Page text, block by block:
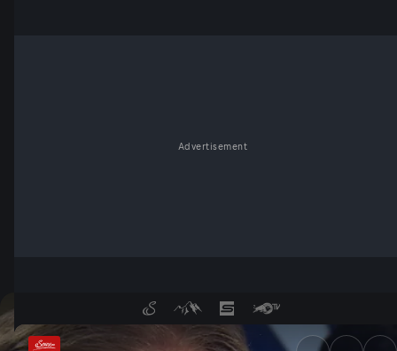
Advertisement
Vier Jahre Ukraine-Krieg: